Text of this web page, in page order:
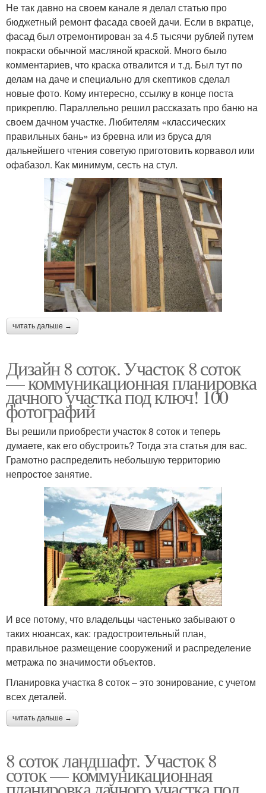
Не так давно на своем канале я делал статью про
бюджетный ремонт фасада своей дачи. Если в вкратце,
фасад был отремонтирован за 4.5 тысячи рублей путем
покраски обычной масляной краской. Много было
комментариев, что краска отвалится и т.д. Был тут по
делам на даче и специально для скептиков сделал
новые фото. Кому интересно, ссылку в конце поста
прикреплю. Параллельно решил рассказать про баню на
своем дачном участке. Любителям «классических
правильных бань» из бревна или из бруса для
дальнейшего чтения советую приготовить корвавол или
офабазол. Как минимум, сесть на стул.
читать дальше →
Дизайн 8 соток. Участок 8 соток
— коммуникационная планировка
дачного участка под ключ! 100
фотографий
Вы решили приобрести участок 8 соток и теперь
думаете, как его обустроить? Тогда эта статья для вас.
Грамотно распределить небольшую территорию
непростое занятие.
И все потому, что владельцы частенько забывают о
таких нюансах, как: градостроительный план,
правильное размещение сооружений и распределение
метража по значимости объектов.
Планировка участка 8 соток – это зонирование, с учетом
всех деталей.
читать дальше →
8 соток ландшафт. Участок 8
соток — коммуникационная